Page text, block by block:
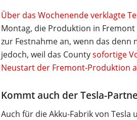
Über das Wochenende verklagte
Montag, die Produktion in
zur Festnahme an, wenn das
jedoch, weil das Countysofortige
Neustart der Fremont-Produktion
Kommt auch der Tesla-
Auch für die Akku-Fabrik von